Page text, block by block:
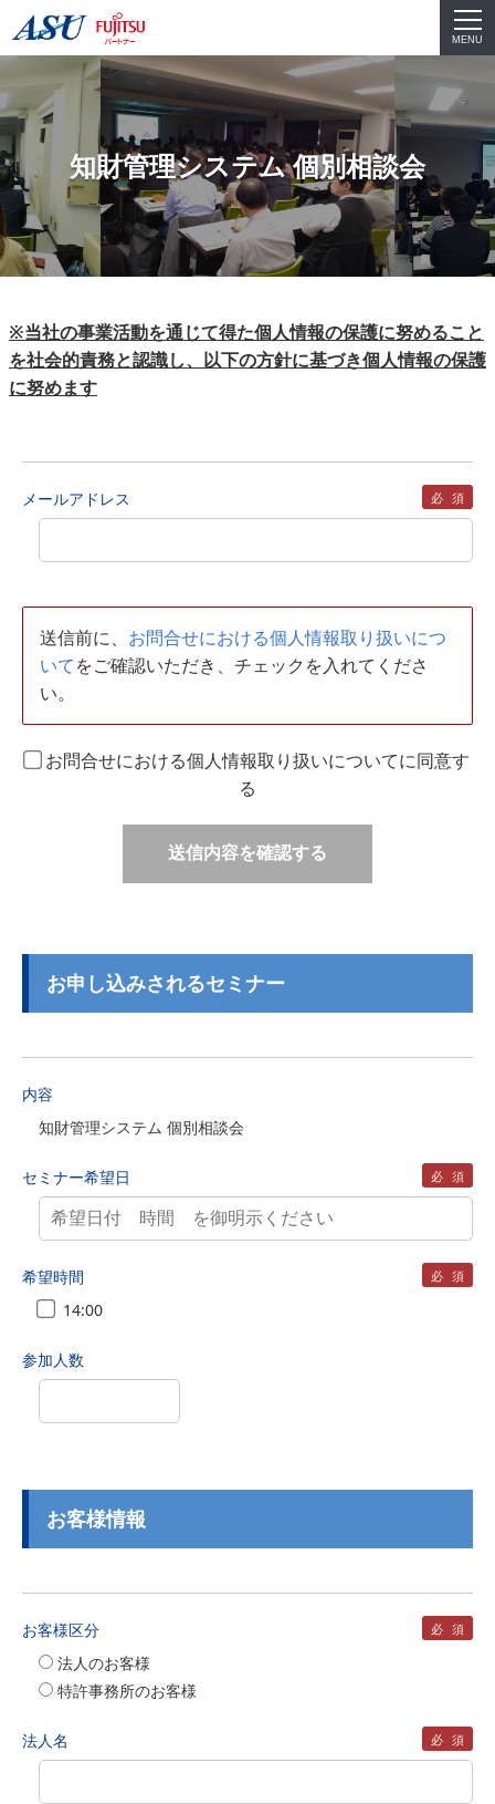
MENU
知財管理システム 個別相談会
※当社の事業活動を通じて得た個人情報の保護に努めること
を社会的責務と認識し、以下の方針に基づき個人情報の保護
に努めます
メールアドレス 必須
送信前に、 お問合せにおける個人情報取り扱いにつ
いてをご確認いただき、チェックを入れてくださ
い。
お問合せにおける個人情報取り扱いについてに同意す
る
送信内容を確認する
お申し込みされるセミナー
内容
知財管理システム 個別相談会
セミナー希望日 必須
希望時間 必須
14:00
参加人数
お客様情報
お客様区分 必須
法人のお客様
特許事務所のお客様
法人名 必須